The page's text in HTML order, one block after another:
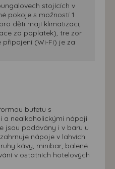
stojících v
pokoje s možností 1
děti mají klimatizaci,
za poplatek), tre zor
(Wi-Fi) je za
bufetu s
a nealkoholickými nápoji
jsou podávány i v baru u
nápoje v lahvích
kávy, minibar, balené
v ostatních hotelových